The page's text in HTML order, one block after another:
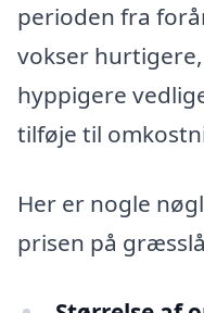
perioden fra
vokser
hyppigere
tilføje til
Her er nogle
prisen på